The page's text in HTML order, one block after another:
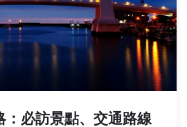
：必訪景點、交通路線